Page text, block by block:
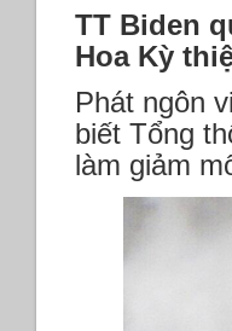
TT Biden
Hoa Kỳ
Phát ngôn
biết Tổng
làm giảm